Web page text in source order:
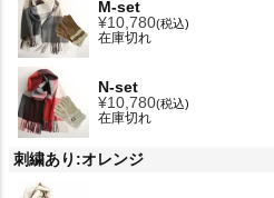
M-set
¥10,780 税込
在庫切れ
N-set
¥10,780 税込
在庫切れ
刺繍あり:オレンジ